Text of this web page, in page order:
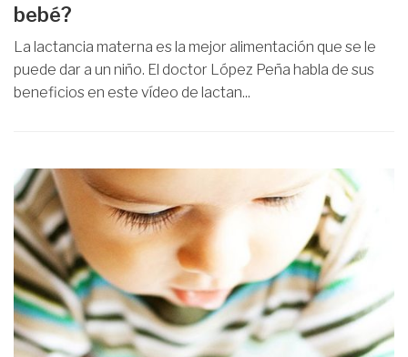
bebé?
La lactancia materna es la mejor alimentación que se le
puede dar a un niño. El doctor López Peña habla de sus
beneficios en este vídeo de lactan...